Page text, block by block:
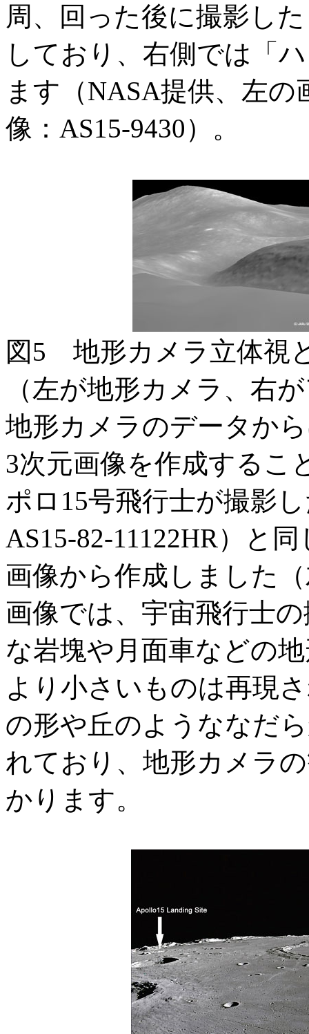
周、回った後に撮影し
しており、右側では「
ます（NASA提供、左の
像：AS15-9430）。
図5 地形カメラ立体視
（左が地形カメラ、右
地形カメラのデータか
3次元画像を作成するこ
ポロ15号飛行士が撮影
AS15-82-11122HR）と
画像から作成しました
画像では、宇宙飛行士
な岩塊や月面車などの
より小さいものは再現
の形や丘のようななだ
れており、地形カメラ
かります。